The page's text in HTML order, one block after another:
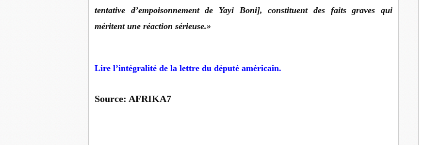
tentative d’empoisonnement de Yayi Boni], constituent des faits graves qui
méritent une réaction sérieuse.»
Lire l’intégralité de la lettre du député américain.
Source: AFRIKA7